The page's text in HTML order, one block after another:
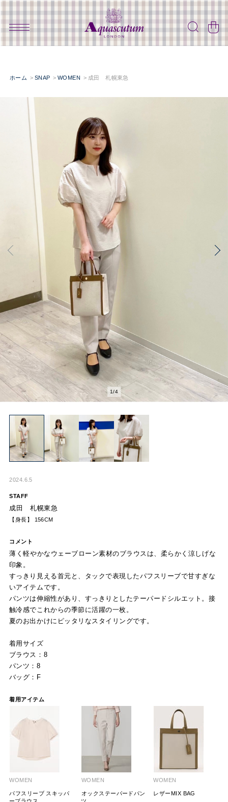
ホーム SNAP WOMEN 成田 札幌東急
2/4
2024.6.5
STAFF
成田 札幌東急
【身長】 156CM
コメント
薄く軽やかなウェーブローン素材のブラウスは、柔らかく涼しげな
印象。
すっきり見える首元と、タックで表現したパフスリーブで甘すぎな
いアイテムです。
パンツは伸縮性があり、すっきりとしたテーパードシルエット。接
触冷感でこれからの季節に活躍の一枚。
夏のお出かけにピッタリなスタイリングです。
着用サイズ
ブラウス：8
パンツ：8
バッグ：F
着用アイテム
WOMEN
パフスリーブ スキッパ
WOMEN
オックステーパードパン
WOMEN
レザーMIX BAG